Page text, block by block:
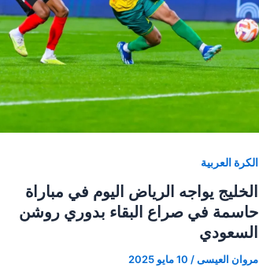
الكرة العربية
الخليج يواجه الرياض اليوم في مباراة
حاسمة في صراع البقاء بدوري روشن
السعودي
مروان العيسى/ 10 مايو 2025